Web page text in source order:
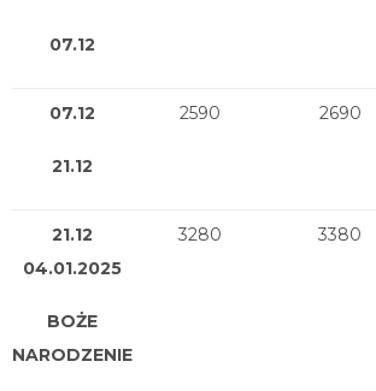
07.12
07.12
21.12
2590 2690
21.12
04.01.2025
BOŻE
NARODZENIE
3280 3380